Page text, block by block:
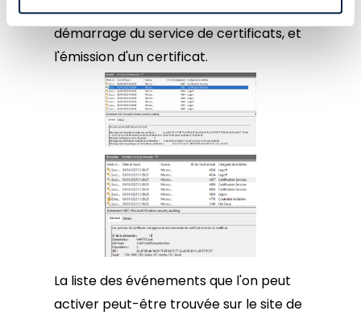
On peut par exemple voir ici le
démarrage du service de certificats, et
l'émission d'un certificat.
La liste des événements que l'on peut
activer peut-être trouvée sur le site de